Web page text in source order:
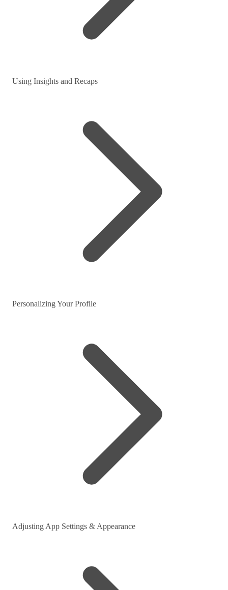
Using Insights and Recaps
Personalizing Your Profile
Adjusting App Settings & Appearance